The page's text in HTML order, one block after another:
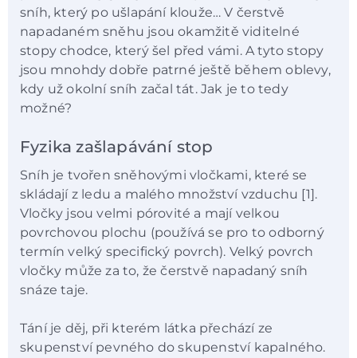
sníh, který po ušlapání klouže… V čerstvě
napadaném sněhu jsou okamžitě viditelné
stopy chodce, který šel před vámi. A tyto stopy
jsou mnohdy dobře patrné ještě během oblevy,
kdy už okolní sníh začal tát. Jak je to tedy
možné?
Fyzika zašlapávání stop
Sníh je tvořen sněhovými vločkami, které se
skládají z ledu a malého množství vzduchu [1].
Vločky jsou velmi pórovité a mají velkou
povrchovou plochu (používá se pro to odborný
termín velký specifický povrch). Velký povrch
vločky může za to, že čerstvě napadaný sníh
snáze taje.
Tání je děj, při kterém látka přechází ze
skupenství pevného do skupenství kapalného.